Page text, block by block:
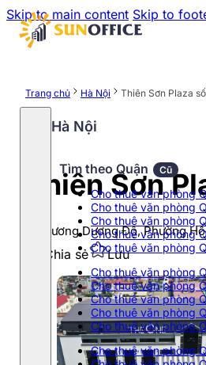
Skip to main content Skip to
Hà Nội
Tìm theo Quận Cũ
Cho thuê văn phòng
Cho thuê văn phòng
Cho thuê văn phòng
Cho thuê văn phòng
Cho thuê văn phòng
Cho thuê văn phòng
Cho thuê văn phòng
Cho thuê văn phòng
Cho thuê văn phòng
Cho thuê văn phòng
Cho thuê văn phòng
Trang chủ Hà Nội Thiên Sơn Plaza
Thiên Sơn
2 Chương Dương Độ, Phường
Chia sẻ Lưu